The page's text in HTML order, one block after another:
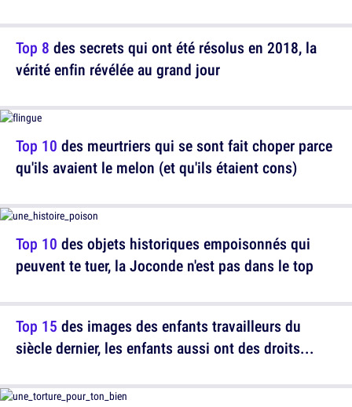
Top 10 des meurtriers qui se sont fait choper parce
qu'ils avaient le melon (et qu'ils étaient cons)
Top 15 des images des enfants travailleurs du
siècle dernier, les enfants aussi ont des droits...
Top 8 des secrets qui ont été résolus en 2018, la
vérité enfin révélée au grand jour
Top 10 des objets historiques empoisonnés qui
peuvent te tuer, la Joconde n'est pas dans le top